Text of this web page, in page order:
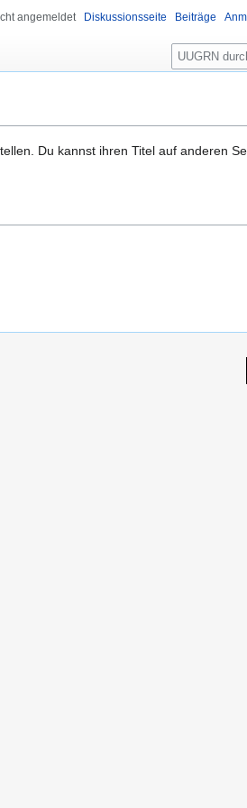
Du kannst ihren Titel auf anderen
angemeldet Diskussionsseite Beiträge
Suche